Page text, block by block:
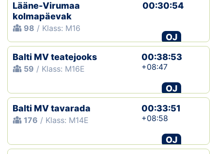
Lääne-Virumaa
kolmapäevak
98 / Klass: M16
00:30:54
OJ
Balti MV teatejooks
59 / Klass: M16E
00:38:53
+08:47
OJ
Balti MV tavarada
176 / Klass: M14E
00:33:51
+08:58
OJ